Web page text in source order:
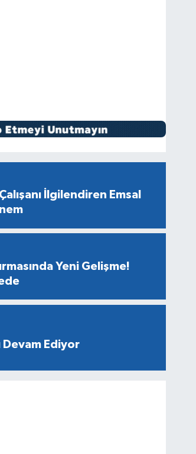
İlgilendiren Emsal
Yeni Gelişme!
Devam Ediyor